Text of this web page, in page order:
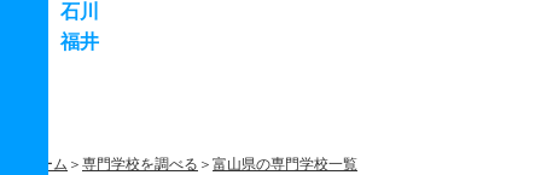
石川
福井
ホーム 専門学校を調べる
富山県の専門学校一覧